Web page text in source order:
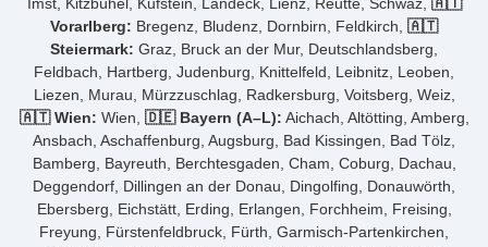
Vorarlberg: Bregenz, Bludenz, Dornbirn, Feldkirch, 🇦🇹
Steiermark: Graz, Bruck an der Mur, Deutschlandsberg,
Feldbach, Hartberg, Judenburg, Knittelfeld, Leibnitz, Leoben,
Liezen, Murau, Mürzzuschlag, Radkersburg, Voitsberg, Weiz,
🇦🇹 Wien: Wien, 🇩🇪 Bayern (A–L): Aichach, Altötting, Amberg,
Ansbach, Aschaffenburg, Augsburg, Bad Kissingen, Bad Tölz,
Bamberg, Bayreuth, Berchtesgaden, Cham, Coburg, Dachau,
Deggendorf, Dillingen an der Donau, Dingolfing, Donauwörth,
Ebersberg, Eichstätt, Erding, Erlangen, Forchheim, Freising,
Freyung, Fürstenfeldbruck, Fürth, Garmisch-Partenkirchen,